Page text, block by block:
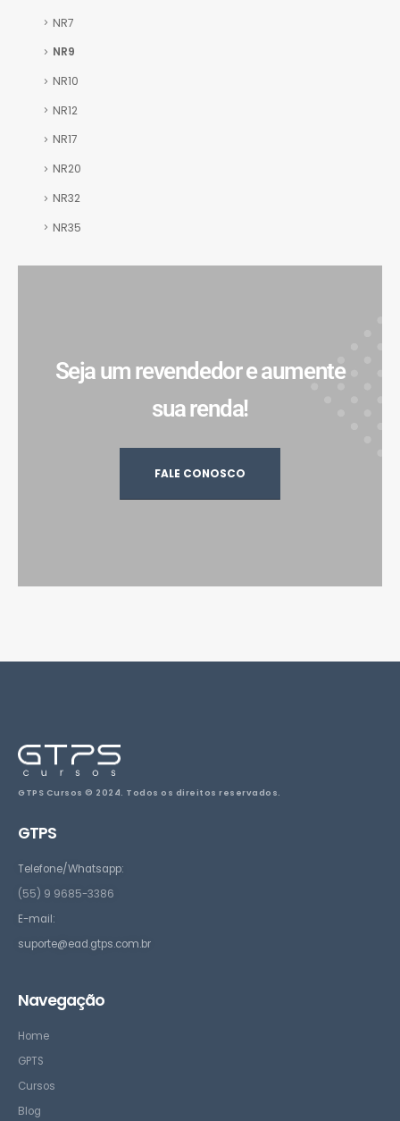
NR7
NR9
NR10
NR12
NR17
NR20
NR32
NR35
Seja um revendedor e aumente
sua renda!
FALE CONOSCO
GTPS Cursos © 2024. Todos os direitos reservados.
GTPS
Telefone/Whatsapp:
(55) 9 9685-3386
E-mail:
suporte@ead.gtps.com.br
Navegação
Home
GPTS
Cursos
Blog